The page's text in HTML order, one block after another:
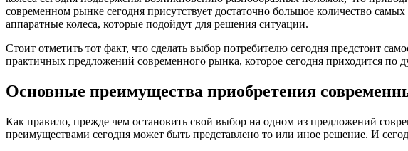
современном рынке сегодня присутствует достаточно большое количество
аппаратные колеса, которые подойдут для решения ситуации.
Стоит отметить тот факт, что сделать выбор потребителю сегодня предстоит
практичных предложений современного рынка, которое сегодня приходится по
Основные преимущества приобретения
Как правило, прежде чем остановить свой выбор на одном из предложений
преимуществами сегодня может быть представлено то или иное решение. И